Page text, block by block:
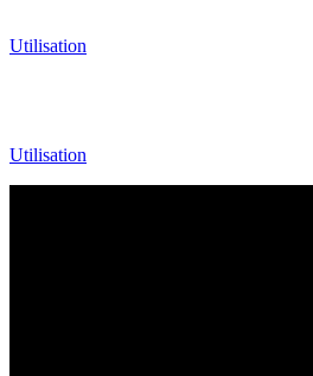
Utilisation
Utilisation